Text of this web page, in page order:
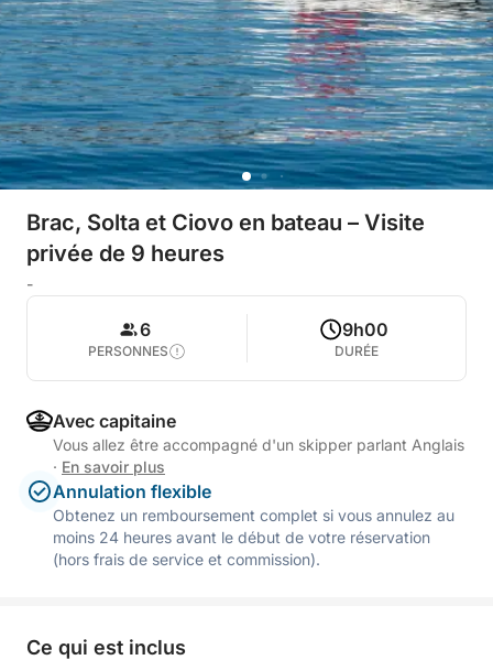
Brac, Solta et Ciovo en bateau – Visite
privée de 9 heures
-
6
PERSONNES
9h00
DURÉE
Avec capitaine
Vous allez être accompagné d'un skipper parlant Anglais
· En savoir plus
Annulation flexible
Obtenez un remboursement complet si vous annulez au
moins 24 heures avant le début de votre réservation
(hors frais de service et commission).
Ce qui est inclus